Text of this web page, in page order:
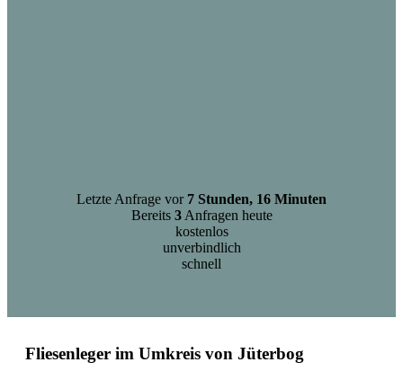
Letzte Anfrage vor 7 Stunden, 16 Minuten
Bereits 3Anfragen heute
kostenlos
unverbindlich
schnell
Fliesenleger im Umkreis von Jüterbog